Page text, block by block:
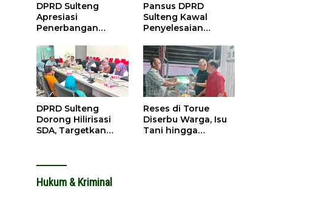
DPRD Sulteng
Apresiasi
Penerbangan
Guangzhou, Dorong
Investasi
Pansus DPRD
Sulteng Kawal
Penyelesaian
Sawit di Tolitoli
DPRD Sulteng
Dorong Hilirisasi
SDA, Targetkan
Reses di Torue
Diserbu Warga, Isu
Tani hingga
Hukum & Kriminal